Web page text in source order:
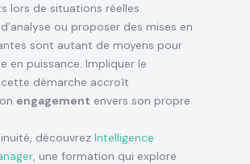
lors de situations réelles.
ou proposer des mises en
sont autant de moyens pour
en puissance. Impliquer le
démarche accroît
engagement envers son propre
découvrez Intelligence
, une formation qui explore